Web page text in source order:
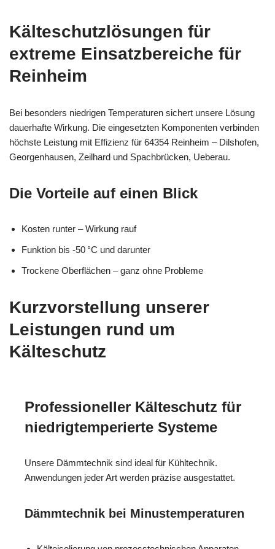
Kälteschutzlösungen für
extreme Einsatzbereiche für
Reinheim
Bei besonders niedrigen Temperaturen sichert unsere Lösung
dauerhafte Wirkung. Die eingesetzten Komponenten verbinden
höchste Leistung mit Effizienz für 64354 Reinheim – Dilshofen,
Georgenhausen, Zeilhard und Spachbrücken, Ueberau.
Die Vorteile auf einen Blick
Kosten runter – Wirkung rauf
Funktion bis -50 °C und darunter
Trockene Oberflächen – ganz ohne Probleme
Kurzvorstellung unserer
Leistungen rund um
Kälteschutz
Professioneller Kälteschutz für
niedrigtemperierte Systeme
Unsere Dämmtechnik sind ideal für Kühltechnik.
Anwendungen jeder Art werden präzise ausgestattet.
Dämmtechnik bei Minustemperaturen